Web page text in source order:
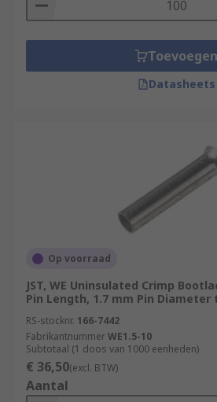
Toevoegen
Datasheets
Op voorraad
JST, WE Uninsulated Crimp
Pin Length, 1.7 mm Pin Diameter
RS-stocknr. 166-7442
FabrikantnummerWE1.5-10
Subtotaal (1 doos van 1000 eenheden)
€ 36,50(excl. BTW)
Aantal